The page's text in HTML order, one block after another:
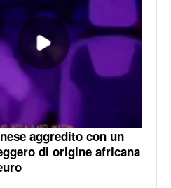
aggredito con un
di origine africana